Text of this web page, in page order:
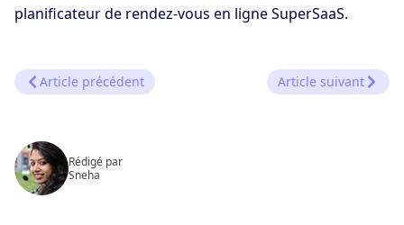
planificateur de rendez-vous en ligne SuperSaaS.
Article précédent Article suivant
Rédigé par
Sneha